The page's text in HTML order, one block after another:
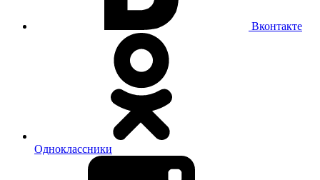
Вконтакте
Одноклассники